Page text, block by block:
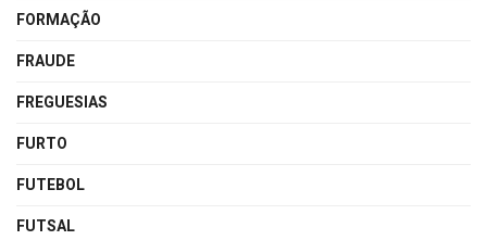
FORMAÇÃO
FRAUDE
FREGUESIAS
FURTO
FUTEBOL
FUTSAL